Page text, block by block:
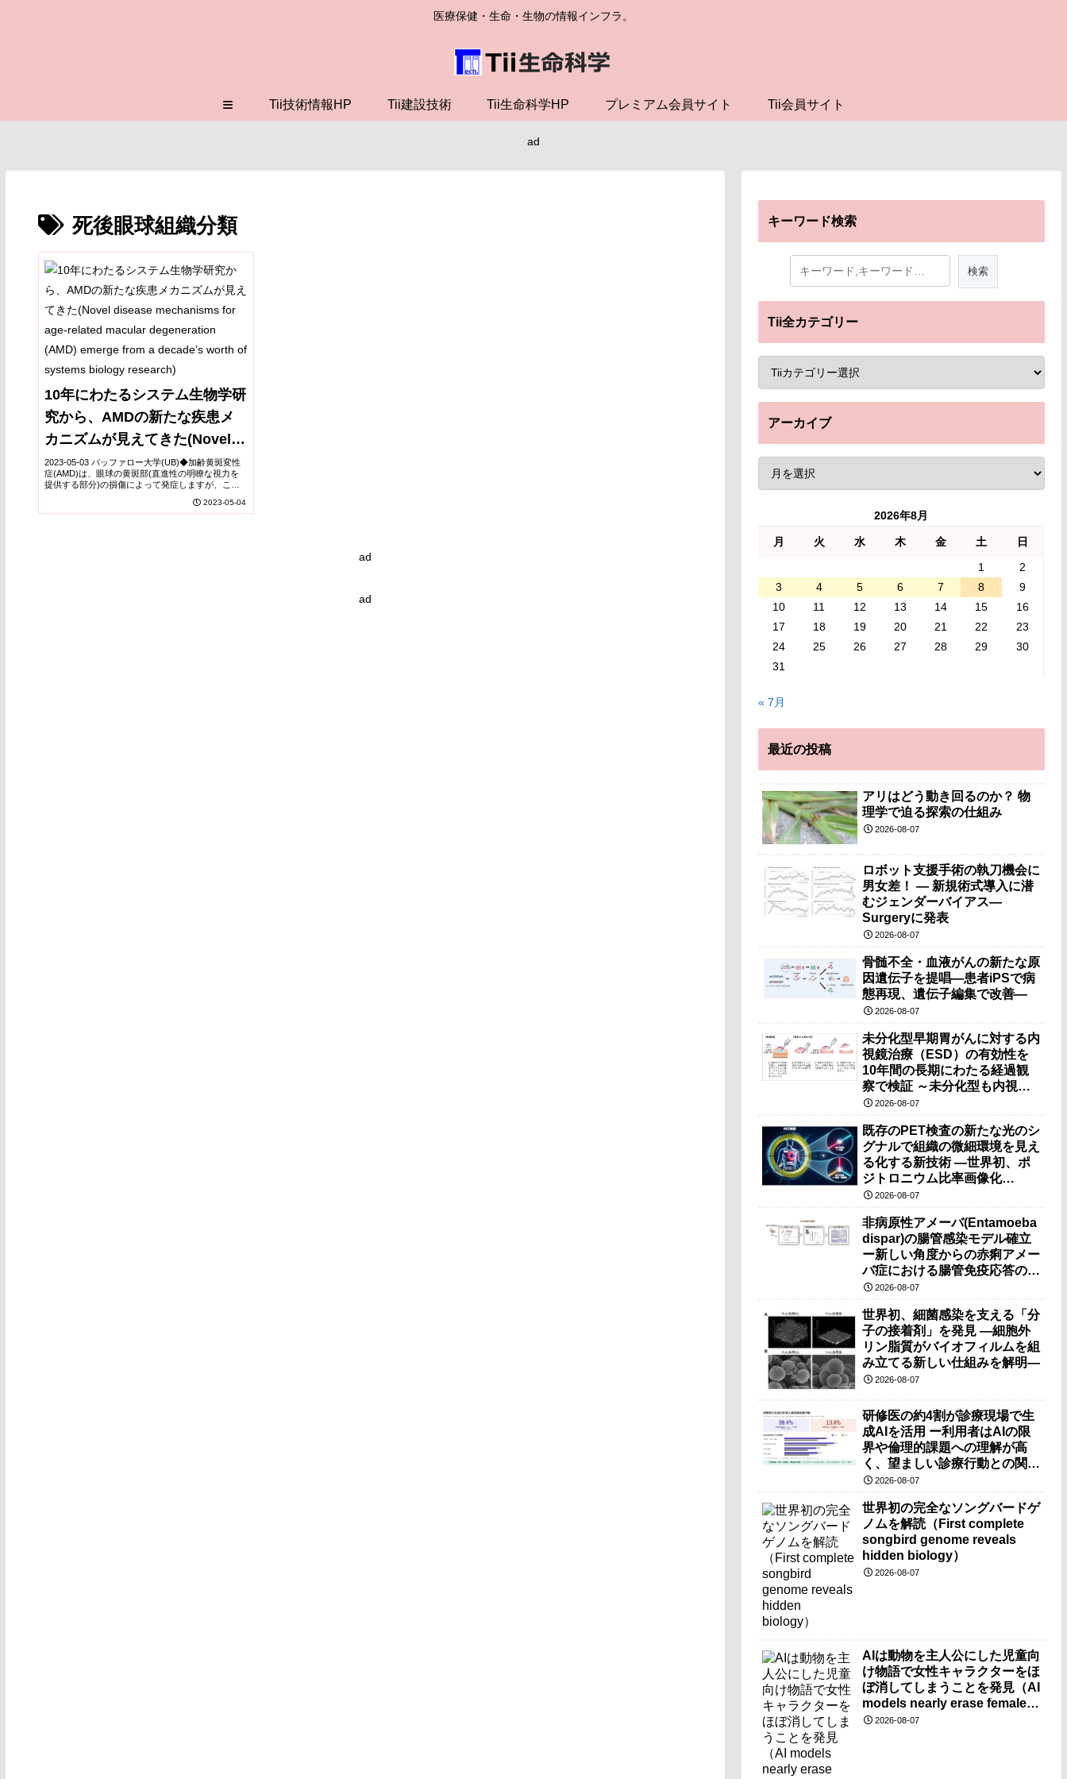
医療保健・生命・生物の情報インフラ。
≡ Tii技術情報HP Tii建設技術 Tii生命科学HP プレミアム会員サイト Tii会員サイト
ad
死後眼球組織分類
10年にわたるシステム生物学研
究から、AMDの新たな疾患メ
カニズムが見えてきた(Novel
disease mechanisms for age-
related macular degeneration
2023-05-03 バッファロー大学(UB)◆加齢黄斑変性
症(AMD)は、眼球の黄斑部(直進性の明瞭な視力を
提供する部分)の損傷によって発症しますが、この
ゲノムワイド重要遺伝子座を特定し、C...2023-05-04
ad
ad
キーワード検索
Tii全カテゴリー
アーカイブ
2026年8月
月 火 水 木 金 土
日
1
2
3
4 5 6 7 8
9
10
11 12 13 14 15
16
17
18 19 20 21 22
23
24
25 26 27 28 29
30
31
« 7月
最近の投稿
アリはどう動き回るのか？ 物
理学で迫る探索の仕組み
2026-08-07
ロボット支援手術の執刀機会に
男女差！ — 新規術式導入に潜
むジェンダーバイアス—
Surgeryに発表
2026-08-07
骨髄不全・血液がんの新たな原
因遺伝子を提唱―患者iPSで病
態再現、遺伝子編集で改善―
2026-08-07
未分化型早期胃がんに対する内
視鏡治療（ESD）の有効性を
10年間の長期にわたる経過観
察で検証 ～未分化型も内視鏡
治療で胃の温存が可能～
2026-08-07
既存のPET検査の新たな光のシ
グナルで組織の微細環境を見え
る化する新技術 ―世界初、ポ
ジトロニウム比率画像化
（PRI）の原理検証に成功―
2026-08-07
非病原性アメーバ(Entamoeba
dispar)の腸管感染モデル確立
ー新しい角度からの赤痢アメー
バ症における腸管免疫応答の理
解に期待ー
2026-08-07
世界初、細菌感染を支える「分
子の接着剤」を発見 ―細胞外
リン脂質がバイオフィルムを組
み立てる新しい仕組みを解明―
2026-08-07
研修医の約4割が診療現場で生
成AIを活用 ー利用者はAIの限
界や倫理的課題への理解が高
く、望ましい診療行動との関連
も確認ー
2026-08-07
世界初の完全なソングバードゲ
ノムを解読（First complete
songbird genome reveals
hidden biology）
2026-08-07
AIは動物を主人公にした児童向
け物語で女性キャラクターをほ
ぼ消してしまうことを発見（AI
models nearly erase female
characters when they write
2026-08-07